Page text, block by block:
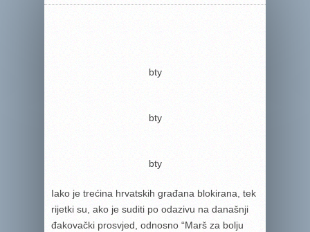
bty
bty
bty
Iako je trećina hrvatskih građana blokirana, tek
rijetki su, ako je suditi po odazivu na današnji
đakovački prosvjed, odnosno “Marš za bolju